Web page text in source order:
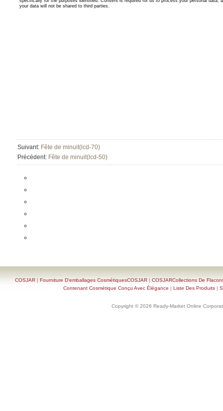
Suivant: Fête de minuit(lcd-70)
Précédent: Fête de minuit(lcd-50)
COSJAR | Fourniture D'emballages CosmétiquesCOSJAR | COSJARCollections De
Contenant Cosmétique Conçu Avec Élégance | Liste Des Produits |
Copyright © 2026 Ready-Market Online